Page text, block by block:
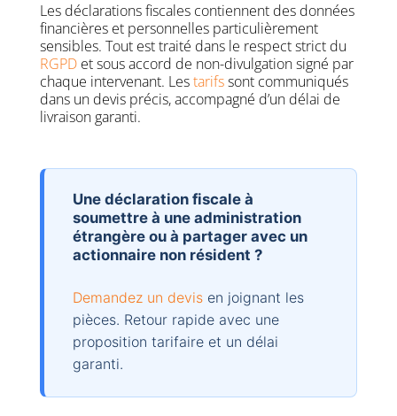
Les déclarations fiscales contiennent des données
financières et personnelles particulièrement
sensibles. Tout est traité dans le respect strict du
RGPDet sous accord de non-divulgation signé par
chaque intervenant. Lestarifssont communiqués
dans un devis précis, accompagné d’un délai de
livraison garanti.
Une déclaration fiscale à
soumettre à une administration
étrangère ou à partager avec un
actionnaire non résident ?
Demandez un devisen joignant les
pièces. Retour rapide avec une
proposition tarifaire et un délai
garanti.